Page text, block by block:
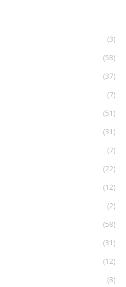
(3)
(58)
(37)
(7)
(51)
(31)
(7)
(22)
(12)
(2)
(58)
(31)
(12)
(8)